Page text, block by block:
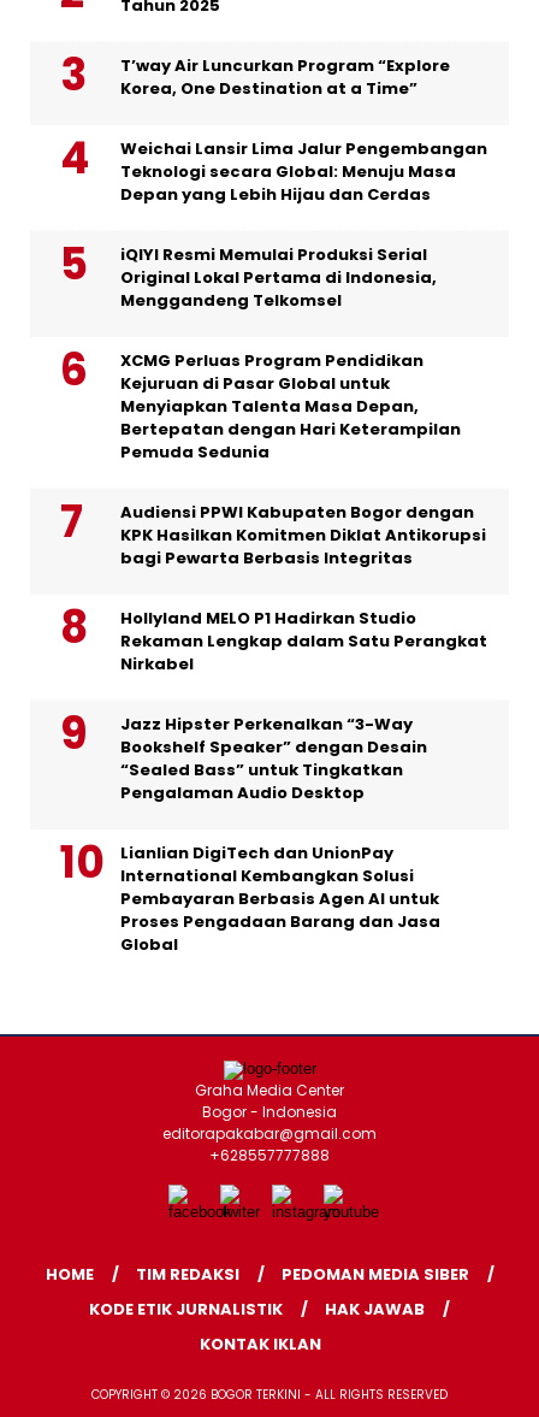
Tahun 2025
T’way Air Luncurkan Program “Explore
Korea, One Destination at a Time”
Weichai Lansir Lima Jalur Pengembangan
Teknologi secara Global: Menuju Masa
Depan yang Lebih Hijau dan Cerdas
iQIYI Resmi Memulai Produksi Serial
Original Lokal Pertama di Indonesia,
Menggandeng Telkomsel
XCMG Perluas Program Pendidikan
Kejuruan di Pasar Global untuk
Menyiapkan Talenta Masa Depan,
Bertepatan dengan Hari Keterampilan
Pemuda Sedunia
Audiensi PPWI Kabupaten Bogor dengan
KPK Hasilkan Komitmen Diklat Antikorupsi
bagi Pewarta Berbasis Integritas
Hollyland MELO P1 Hadirkan Studio
Rekaman Lengkap dalam Satu Perangkat
Nirkabel
Jazz Hipster Perkenalkan “3-Way
Bookshelf Speaker” dengan Desain
“Sealed Bass” untuk Tingkatkan
Pengalaman Audio Desktop
Lianlian DigiTech dan UnionPay
International Kembangkan Solusi
Pembayaran Berbasis Agen AI untuk
Proses Pengadaan Barang dan Jasa
Global
Graha Media Center
Bogor - Indonesia
editorapakabar@gmail.com
+628557777888
HOME TIM REDAKSI
PEDOMAN MEDIA SIBER
KODE ETIK JURNALISTIK
HAK JAWAB
KONTAK IKLAN
COPYRIGHT © 2026 BOGOR TERKINI - ALL RIGHTS RESERVED